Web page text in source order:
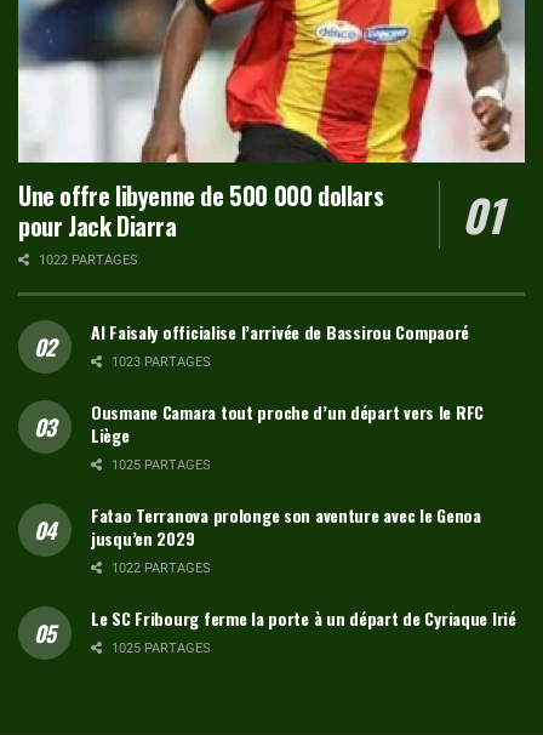
Une offre libyenne de 500 000 dollars
pour Jack Diarra
1022 PARTAGES
Al Faisaly officialise l’arrivée de Bassirou Compaoré
1023 PARTAGES
Ousmane Camara tout proche d’un départ vers le RFC
Liège
1025 PARTAGES
Fatao Terranova prolonge son aventure avec le Genoa
jusqu’en 2029
1022 PARTAGES
Le SC Fribourg ferme la porte à un départ de Cyriaque Irié
1025 PARTAGES